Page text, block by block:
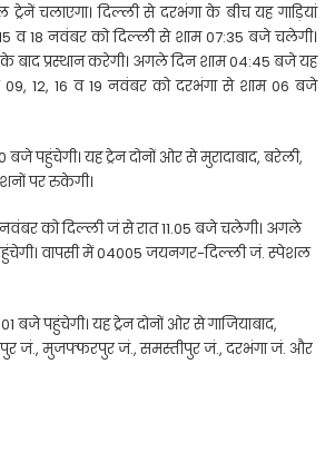
चलाएगा। दिल्ली से दरभंगा के बीच यह गाड़ियां
व 18 नवंबर को दिल्ली से शाम 07:35 बजे चलेगी।
प्रस्थान करेगी। अगले दिन शाम 04:45 बजे यह
12, 16 व 19 नवंबर को दरभंगा से शाम 06 बजे
यह ट्रेन दोनों ओर से मुरादाबाद, बरेली,
पर रुकेगी।
को दिल्ली जं से रात 11.05 बजे चलेगी। अगले
वापसी में 04005 जयनगर-दिल्ली जं. स्पेशल
पहुंचेगी। यह ट्रेन दोनों ओर से गाजियाबाद,
जं., मुजफ्फरपुर जं., समस्तीपुर जं., दरभंगा जं. और